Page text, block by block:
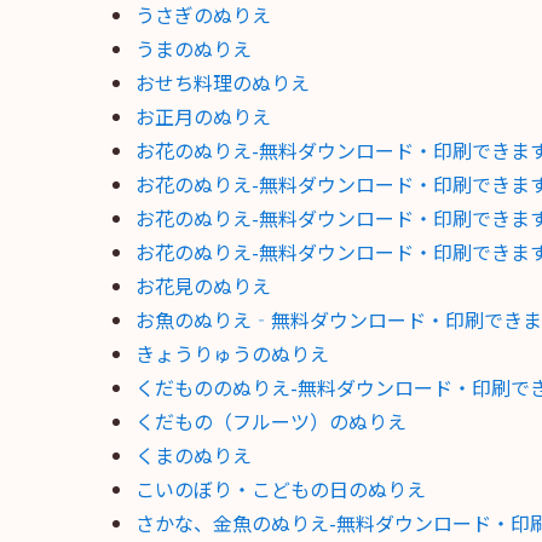
うさぎのぬりえ
うまのぬりえ
おせち料理のぬりえ
お正月のぬりえ
お花のぬりえ-無料ダウンロード・印刷できま
お花のぬりえ-無料ダウンロード・印刷できま
お花のぬりえ-無料ダウンロード・印刷できま
お花のぬりえ-無料ダウンロード・印刷できま
お花見のぬりえ
お魚のぬりえ‐無料ダウンロード・印刷できま
きょうりゅうのぬりえ
くだもののぬりえ-無料ダウンロード・印刷で
くだもの（フルーツ）のぬりえ
くまのぬりえ
こいのぼり・こどもの日のぬりえ
さかな、金魚のぬりえ-無料ダウンロード・印